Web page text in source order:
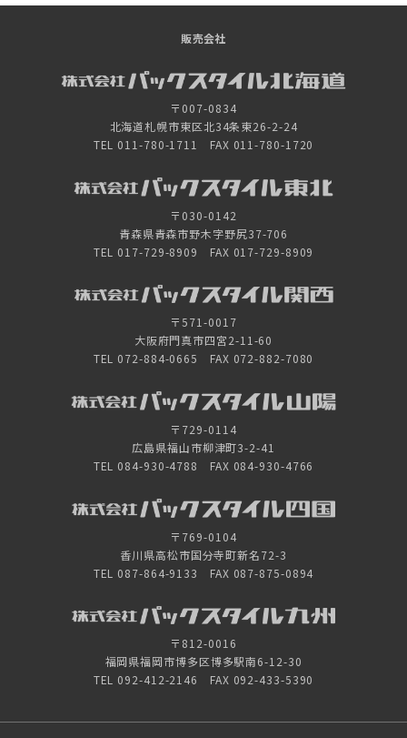
販売会社
〒007-0834
北海道札幌市東区北34条東26-2-24
TEL 011-780-1711 FAX 011-780-1720
〒030-0142
青森県青森市野木字野尻37-706
TEL 017-729-8909 FAX 017-729-8909
〒571-0017
大阪府門真市四宮2-11-60
TEL 072-884-0665 FAX 072-882-7080
〒729-0114
広島県福山市柳津町3-2-41
TEL 084-930-4788 FAX 084-930-4766
〒769-0104
香川県高松市国分寺町新名72-3
TEL 087-864-9133 FAX 087-875-0894
〒812-0016
福岡県福岡市博多区博多駅南6-12-30
TEL 092-412-2146 FAX 092-433-5390